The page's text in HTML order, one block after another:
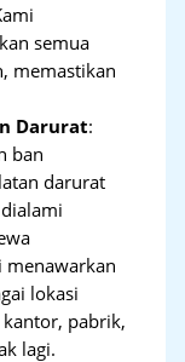
semua
memastikan
Darurat:
ban
darurat
menawarkan
lokasi
pabrik,
lagi.